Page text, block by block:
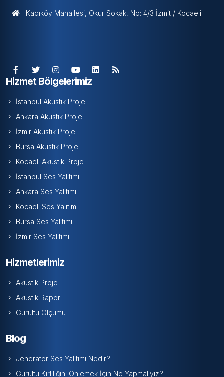
Kadıköy Mahallesi, Okur Sokak, No: 4/3 İzmit / Kocaeli
Hizmet Bölgelerimiz
İstanbul Akustik Proje
Ankara Akustik Proje
İzmir Akustik Proje
Bursa Akustik Proje
Kocaeli Akustik Proje
İstanbul Ses Yalıtımı
Ankara Ses Yalıtımı
Kocaeli Ses Yalıtımı
Bursa Ses Yalıtımı
İzmir Ses Yalıtımı
Hizmetlerimiz
Akustik Proje
Akustik Rapor
Gürültü Ölçümü
Blog
Jeneratör Ses Yalıtımı Nedir?
Gürültü Kirliliğini Önlemek İçin Ne Yapmalıyız?